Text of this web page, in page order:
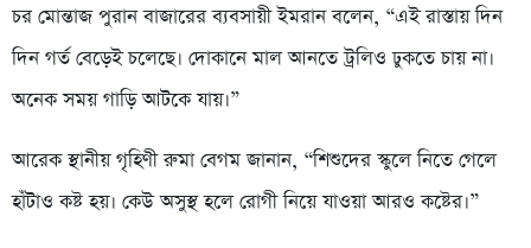
চর মোন্তাজ পুরান বাজারের ব্যবসায়ী ইমরান বলেন, “এই রাস্তায় দিন
দিন গর্ত বেড়েই চলেছে। দোকানে মাল আনতে ট্রলিও ঢুকতে চায় না।
অনেক সময় গাড়ি আটকে যায়।”
আরেক স্থানীয় গৃহিণী রুমা বেগম জানান, “শিশুদের স্কুলে নিতে গেলে
হাঁটাও কষ্ট হয়। কেউ অসুস্থ হলে রোগী নিয়ে যাওয়া আরও কষ্টের।”